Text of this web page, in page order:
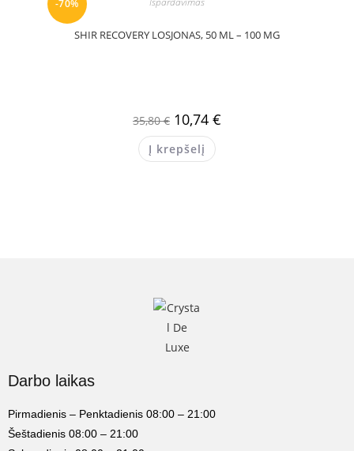
-70%
SHIR RECOVERY LOSJONAS, 50 ML – 100 MG
35,80€ 10,74 €
Į krepšelį
Darbo laikas
Pirmadienis – Penktadienis 08:00 – 21:00
Šeštadienis 08:00 – 21:00